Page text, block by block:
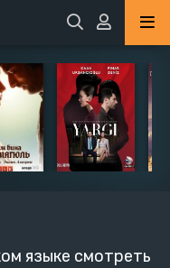
языке смотреть